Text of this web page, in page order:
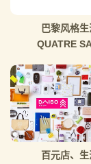
巴黎风格
QUATRE
百元店、